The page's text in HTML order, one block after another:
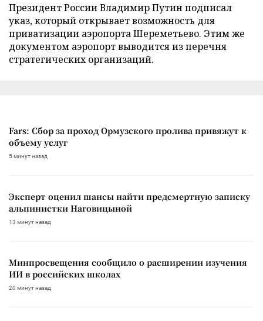
Президент России Владимир Путин подписал
указ, который открывает возможность для
приватизации аэропорта Шереметьево. Этим же
документом аэропорт выводится из перечня
стратегических организаций.
Fars: Сбор за проход Ормузского пролива привяжут к
объему услуг
5 минут назад
Эксперт оценил шансы найти предсмертную записку
альпинистки Наговицыной
13 минут назад
Минпросвещения сообщило о расширении изучения
ИИ в российских школах
20 минут назад